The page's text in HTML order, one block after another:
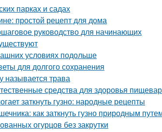
парках и садах
простой рецепт для дома
руководство для начинающих
условиях подольше
для долгого сохранения
называется трава
средства для здоровья
заткнуть гузно: народные рецепты
как заткнуть гузно природным
огурцов без закрутки